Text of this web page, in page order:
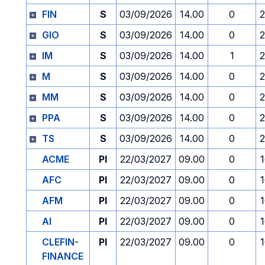
FIN
S 03/09/2026 14.00 0
GIO
S 03/09/2026 14.00 0
IM
S 03/09/2026 14.00 1
M
S 03/09/2026 14.00 0
MM
S 03/09/2026 14.00 0
PPA
S 03/09/2026 14.00 0
TS
S 03/09/2026 14.00 0
ACME
PI 22/03/2027 09.00 0
AFC
PI 22/03/2027 09.00 0
AFM
PI 22/03/2027 09.00 0
AI
PI 22/03/2027 09.00 0
CLEFIN-
FINANCE
PI 22/03/2027 09.00 0